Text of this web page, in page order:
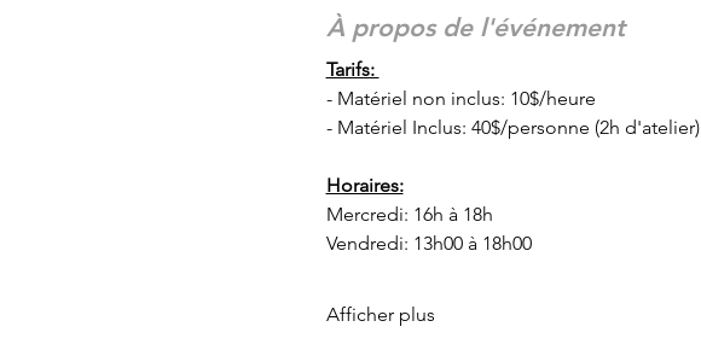
À propos de l'événement
Tarifs:
- Matériel non inclus: 10$/heure
- Matériel Inclus: 40$/personne (2h d'atelier)
Horaires:
Mercredi: 16h à 18h
Vendredi: 13h00 à 18h00
Afficher plus